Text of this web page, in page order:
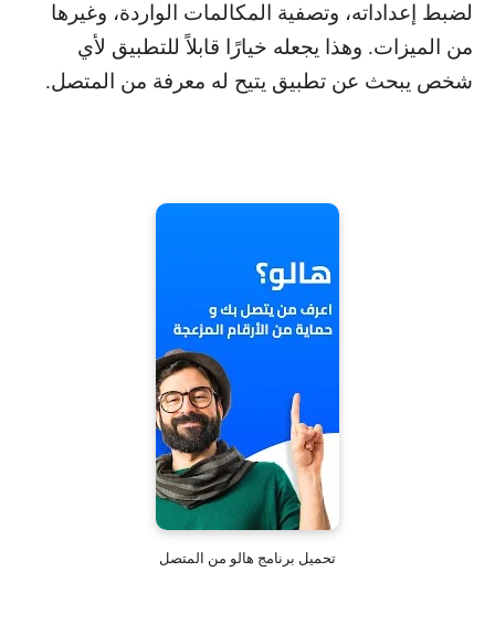
لضبط إعداداته، وتصفية المكالمات الواردة، وغيرها
من الميزات. وهذا يجعله خيارًا قابلاً للتطبيق لأي
شخص يبحث عن تطبيق يتيح له معرفة من المتصل.
تحميل برنامج هالو من المتصل